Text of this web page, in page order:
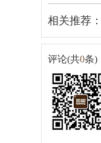
相关推荐：
评论(共0条)